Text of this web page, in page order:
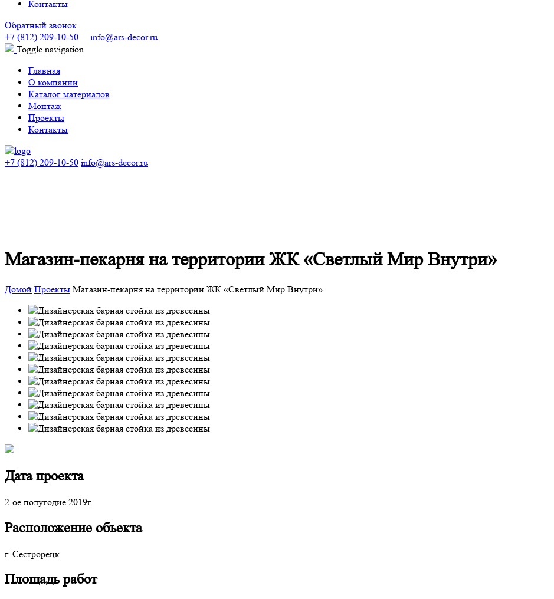
Контакты
Обратный звонок
+7 (812) 209-10-50
info@ars-decor.ru
Toggle navigation
Главная
О компании
Каталог материалов
Монтаж
Проекты
Контакты
+7 (812) 209-10-50 info@ars-decor.ru
Магазин-пекарня на территории ЖК «Светлый Мир Внутри»
Домой Проекты Магазин-пекарня на территории ЖК «Светлый Мир Внутри»
Дата проекта
2-ое полугодие 2019г.
Расположение объекта
г. Сестрорецк
Площадь работ